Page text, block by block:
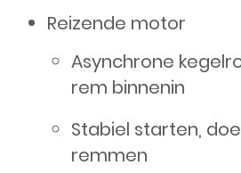
Reizende motor
Asynchrone
rem binnenin
Stabiel starten,
remmen